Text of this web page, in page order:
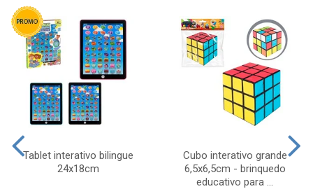
Tablet interativo bilingue
24x18cm
Cubo interativo grande
6,5x6,5cm - brinquedo
educativo para ...